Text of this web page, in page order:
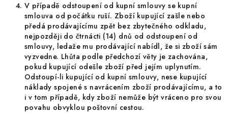
V případě odstoupení od kupní smlouvy se kupní
smlouva od počátku ruší. Zboží kupující zašle nebo
předá prodávajícímu zpět bez zbytečného odkladu,
nejpozději do čtrnácti (14) dnů od odstoupení od
smlouvy, ledaže mu prodávající nabídl, že si zboží sám
vyzvedne. Lhůta podle předchozí věty je zachována,
pokud kupující odešle zboží před jejím uplynutím.
Odstoupí-li kupující od kupní smlouvy, nese kupující
náklady spojené s navrácením zboží prodávajícímu, a to
i v tom případě, kdy zboží nemůže být vráceno pro svou
povahu obvyklou poštovní cestou.